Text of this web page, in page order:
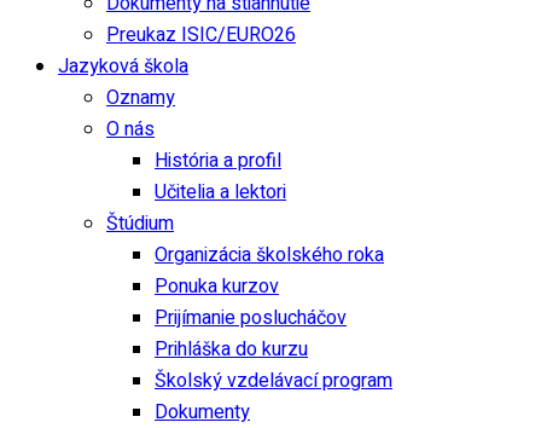
Preukaz ISIC/EURO26
Jazyková škola
Oznamy
O nás
História a profil
Učitelia a lektori
Štúdium
Organizácia školského roka
Ponuka kurzov
Prijímanie poslucháčov
Prihláška do kurzu
Školský vzdelávací program
Dokumenty